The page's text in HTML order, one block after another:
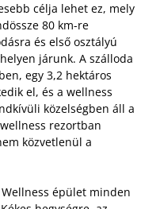
célja lehet ez, mely
80 km-re
és első osztályú
járunk. A szálloda
egy 3,2 hektáros
el, és a wellness
közelségben áll a
rezortban
közvetlenül a
épület minden